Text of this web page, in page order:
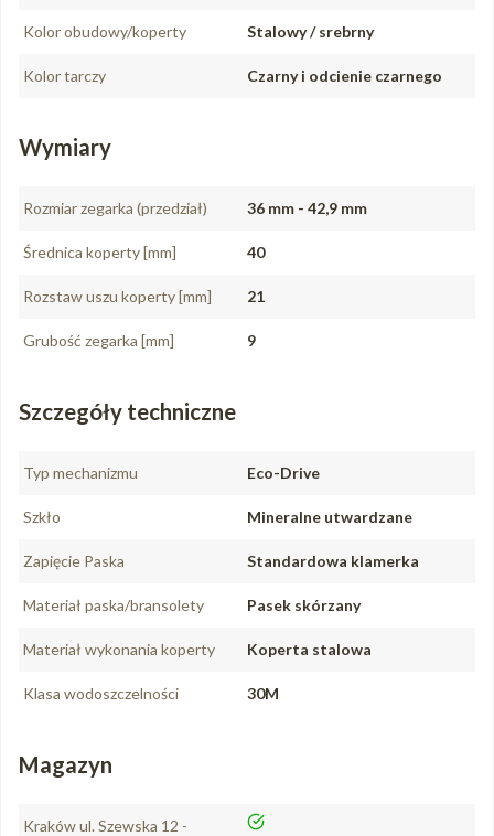
Kolor obudowy/koperty Stalowy / srebrny
Kolor tarczy Czarny i odcienie czarnego
Wymiary
Rozmiar zegarka (przedział) 36 mm - 42,9 mm
Średnica koperty [mm] 40
Rozstaw uszu koperty [mm] 21
Grubość zegarka [mm] 9
Szczegóły techniczne
Typ mechanizmu Eco-Drive
Szkło Mineralne utwardzane
Zapięcie Paska Standardowa klamerka
Materiał paska/bransolety Pasek skórzany
Materiał wykonania koperty Koperta stalowa
Klasa wodoszczelności 30M
Magazyn
Kraków ul. Szewska 12 -
tak